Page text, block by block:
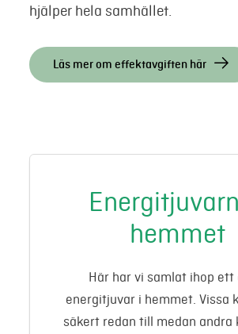
hjälper hela samhället.
Läs mer om effektavgiften här
hemmet
Här har vi samlat ihop ett
energitjuvar i hemmet. Vissa
säkert redan till medan andra